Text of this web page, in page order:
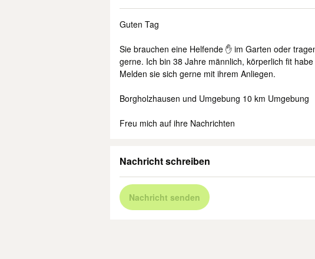
Guten Tag
Sie brauchen eine Helfende ✋️ im Garten oder
gerne. Ich bin 38 Jahre männlich, körperlich fit
Melden sie sich gerne mit ihrem Anliegen.
Borgholzhausen und Umgebung 10 km Umgebung
Freu mich auf ihre Nachrichten
Nachricht schreiben
Nachricht senden